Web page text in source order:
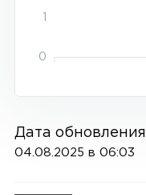
1
0
Дата
04.08.2025 в 06:03